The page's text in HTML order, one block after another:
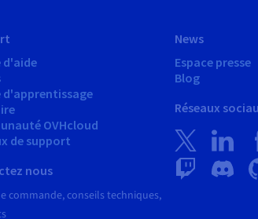
d'aide
d'apprentissage
OVHcloud
de support
nous
commande, conseils techniques,
News
Espace presse
Blog
Réseaux